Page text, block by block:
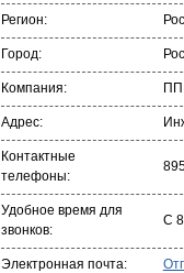
Регион:
Город:
Компания:
Адрес:
Контактные
телефоны:
Удобное время для
звонков:
С
Электронная почта: